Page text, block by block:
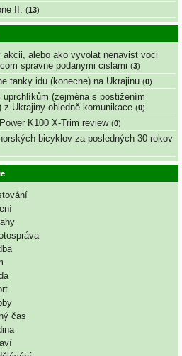
II. (13)
akcii, alebo ako vyvolat nenavist voci
spravne podanymi cislami (3)
tanky idu (konecne) na Ukrajinu (0)
uprchlíkům (zejména s postižením
z Ukrajiny ohledně komunikace (0)
K100 X-Trim review (0)
bicyklov za posledných 30 rokov
čas